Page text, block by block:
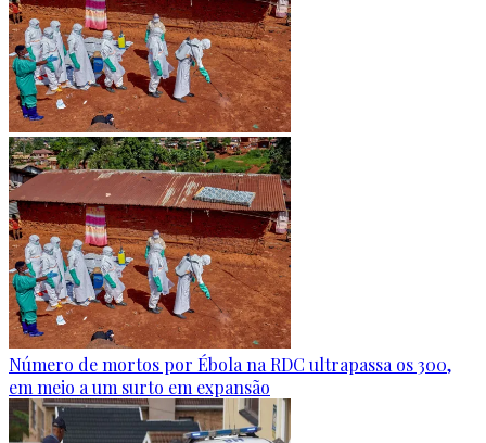
Número de mortos por Ébola na RDC ultrapassa os 300,
em meio a um surto em expansão